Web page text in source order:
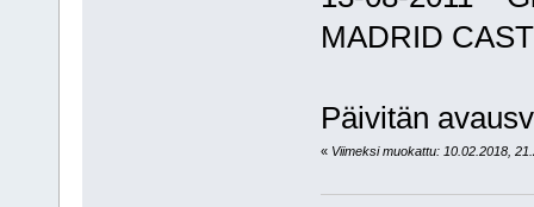
MADRID
Päivitän
« Viimeksi muokattu: 10.02.2018,